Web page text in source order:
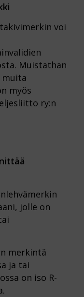
voi
Muistathan
myös
ry:n
jolle on
merkintä
ja tai
on iso R-